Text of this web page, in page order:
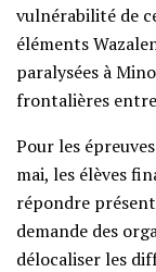
vulnérabilité de
éléments
paralysées à
frontalières
Pour les
mai, les élèves
répondre
demande des
délocaliser les